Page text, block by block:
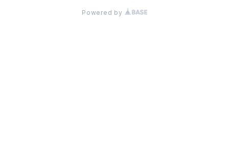
Powered by